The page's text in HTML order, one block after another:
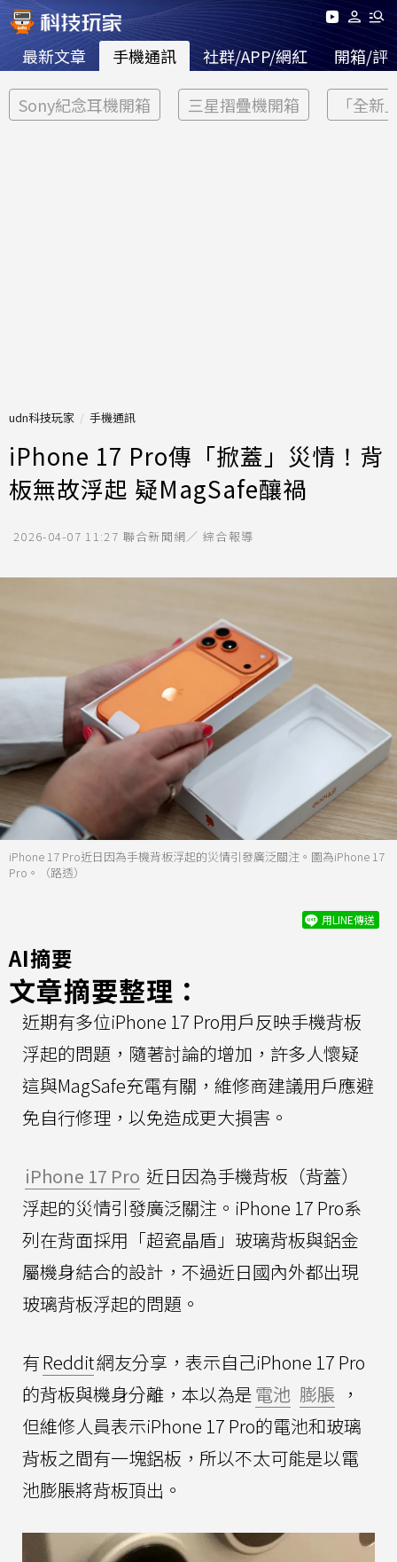
最新文章 手機通訊 社群/APP/網紅 開箱/評
Sony紀念耳機開箱 三星摺疊機開箱 「全新
udn科技玩家 手機通訊
iPhone 17 Pro傳「掀蓋」災情！背
板無故浮起 疑MagSafe釀禍
2026-04-07 11:27 聯合新聞網／ 綜合報導
iPhone 17 Pro近日因為手機背板浮起的災情引發廣泛關注。圖為iPhone 17
Pro。（路透）
用LINE傳送
AI摘要
文章摘要整理：
近期有多位iPhone 17 Pro用戶反映手機背板
浮起的問題，隨著討論的增加，許多人懷疑
這與MagSafe充電有關，維修商建議用戶應避
免自行修理，以免造成更大損害。
iPhone 17 Pro 近日因為手機背板（背蓋）
浮起的災情引發廣泛關注。iPhone 17 Pro系
列在背面採用「超瓷晶盾」玻璃背板與鋁金
屬機身結合的設計，不過近日國內外都出現
玻璃背板浮起的問題。
有Reddit網友分享，表示自己iPhone 17 Pro
的背板與機身分離，本以為是電池 膨脹 ，
但維修人員表示iPhone 17 Pro的電池和玻璃
背板之間有一塊鋁板，所以不太可能是以電
池膨脹將背板頂出。